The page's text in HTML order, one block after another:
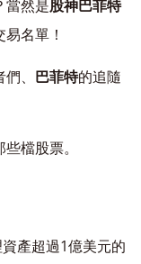
當然是股神巴菲特
名單！
、 巴菲特的追隨
檔股票。
產超過1億美元的